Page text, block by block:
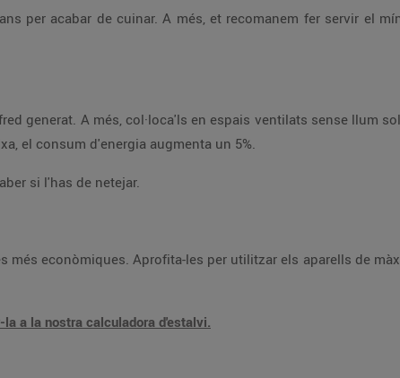
la temperatura a 5 ºC (nevera) i –18 ºC (congelador). Per cada grau que s'abaixa, el consum d'energia augmenta un 5%.
glaç per saber si l'has de netejar.
si et surt a compte contractar-la a la nostra calculadora d'estalvi.